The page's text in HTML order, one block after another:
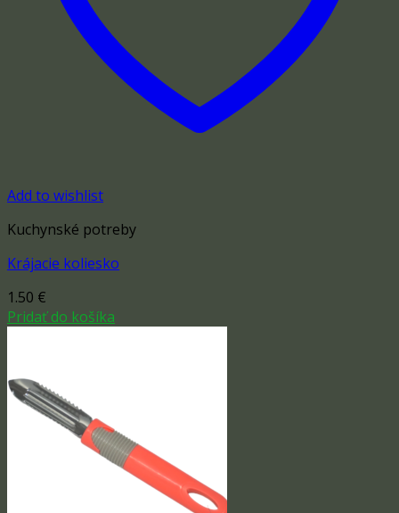
Add to wishlist
Kuchynské potreby
Krájacie koliesko
1.50 €
Pridať do košíka